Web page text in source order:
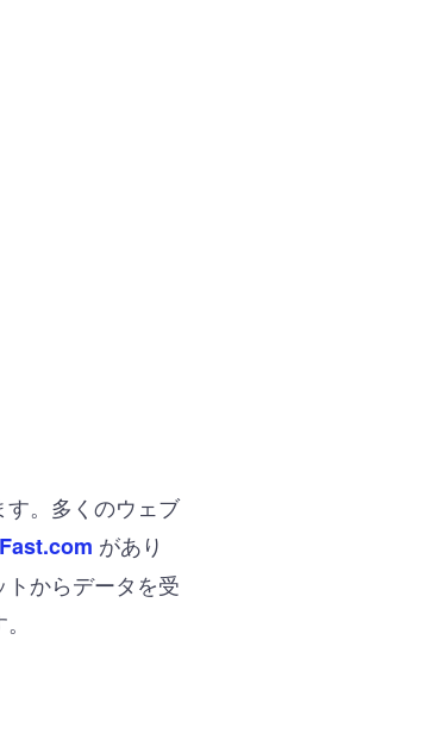
。多くのウェブ
Fast.com があり
からデータを受